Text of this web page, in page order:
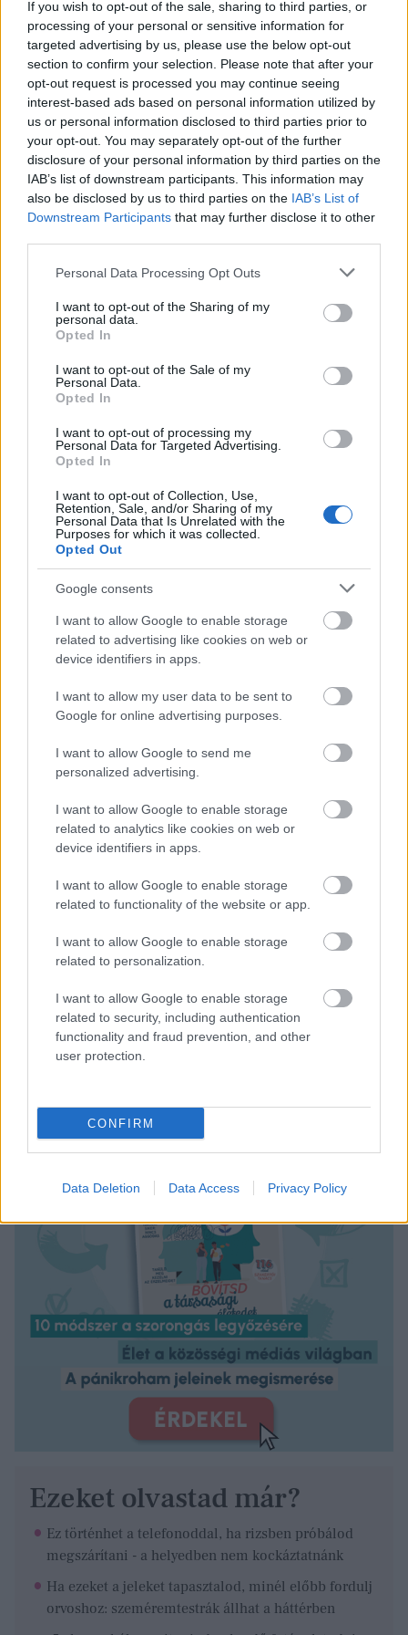
If you wish to opt-out of the sale, sharing to third parties, or
processing of your personal or sensitive information for
targeted advertising by us, please use the below opt-out
section to confirm your selection. Please note that after your
opt-out request is processed you may continue seeing
interest-based ads based on personal information utilized by
us or personal information disclosed to third parties prior to
your opt-out. You may separately opt-out of the further
disclosure of your personal information by third parties on the
IAB’s list of downstream participants. This information may
also be disclosed by us to third parties on the IAB’s List of
Downstream Participants that may further disclose it to other
Please note that this website/app uses one or more Google
not limited to your visit or usage behaviour. You may click to
grant or deny consent to Google and its third-party tags to
use your data for below specified purposes in below Google
consent section.
Personal Data Processing Opt Outs
I want to opt-out of the Sharing of my
personal data.
Opted In
I want to opt-out of the Sale of my
Personal Data.
Opted In
I want to opt-out of processing my
Personal Data for Targeted Advertising.
Opted In
I want to opt-out of Collection, Use,
Retention, Sale, and/or Sharing of my
Personal Data that Is Unrelated with the
Purposes for which it was collected.
Opted Out
Google consents
I want to allow Google to enable storage
related to advertising like cookies on web or
device identifiers in apps.
I want to allow my user data to be sent to
Google for online advertising purposes.
I want to allow Google to send me
personalized advertising.
I want to allow Google to enable storage
related to analytics like cookies on web or
device identifiers in apps.
I want to allow Google to enable storage
related to functionality of the website or app.
I want to allow Google to enable storage
related to personalization.
I want to allow Google to enable storage
related to security, including authentication
functionality and fraud prevention, and other
user protection.
CONFIRM
Data Deletion Data Access Privacy Policy
védekezés révén segíthet csökkenteni a szív- és
érrendszeri betegségek, cukorbetegség, valamint a
rákkialakulásának kockázatát.„A chia mag különféle
antioxidánsokat tartalmaz, köztük polifenolokat.
Ezek az antioxidánsok megkötik a szabad gyököket
és csökkentik az oxidatív stresszt. Az étrendben lévő
antioxidánsok a betegségek megelőzésének fontos
összetevői”– teszi hozzá Lubeck.
Tápanyagokban gazdag
gazdag, hanem rengeteg mikrotápanyagot is
szüksége van. Lubeck szerint: „Amikor chia magot
fogyasztasz, kalciumot, vasat, magnéziumot,
foszfort, káliumot és cinket is beviszel, amelyek
létfontosságúak a szervezet megfelelő
működéséhez.”
hozzájárulnak az anyagcseréhez, a csontok
egészségéhez és azimmunrendszer erősítéséhez
Hogyan építsd be az
étrendedbe?
A chia mag rendkívül sokoldalúan felhasználható az
étrendben. Szórhatod reggeli joghurtba, zabkásába,
salátákba, de akár egy smoothie-ba is
gél állagúvá alakítod, amit desszertekhez is
hozzáadhatsz. Érdemes figyelni a mértékletességre,
hiszen bár rendkívül tápláló, nagy mennyiségben
puffadást okozhat.
A chia mag tehát igazi szuperélelmiszer, amely
számos előnnyel jár a szervezet számára. Ha
rendszeresen fogyasztod, azt nemcsak az
egészséged is meghálálja!
Ezeket olvastad már?
Ez történhet a telefonoddal, ha rizsben próbálod
megszárítani - a helyedben nem kockáztatnánk
Ha ezeket a jeleket tapasztalod, minél előbb fordulj
orvoshoz: szeméremtestrák állhat a háttérben